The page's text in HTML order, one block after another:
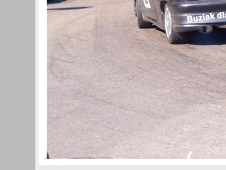
.: